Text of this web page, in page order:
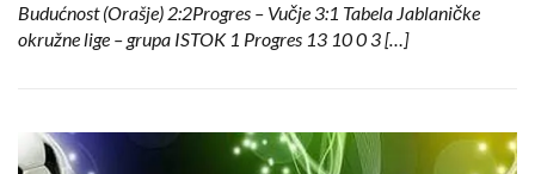
Budućnost (Orašje) 2:2Progres – Vučje 3:1 Tabela Jablaničke
okružne lige – grupa ISTOK 1 Progres 13 10 0 3 […]